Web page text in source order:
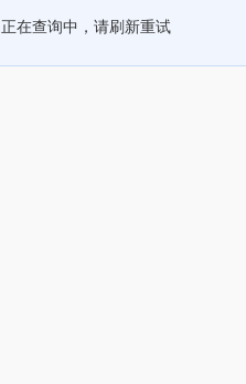
正在查询中，请刷新重试